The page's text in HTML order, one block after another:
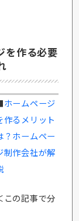
を作る必要
ホームページ
作るメリット
？ホームペー
制作会社が解
この記事で分